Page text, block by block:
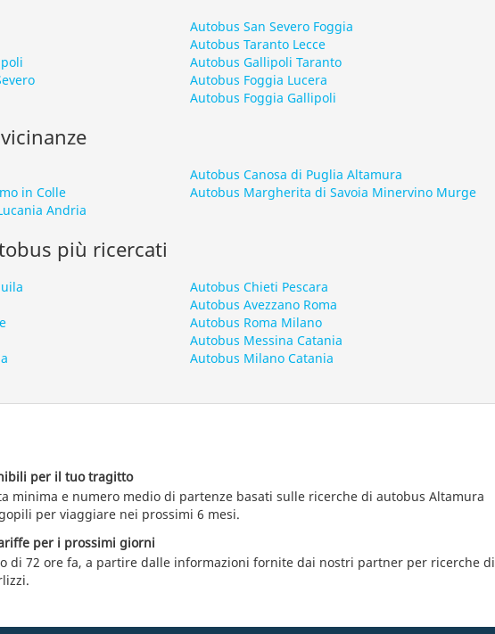
Autobus San Severo Foggia
Autobus Taranto Lecce
Autobus Gallipoli Taranto
Autobus Foggia Lucera
Autobus Foggia Gallipoli
in Colle
Andria
Autobus Canosa di Puglia Altamura
Autobus Margherita di Savoia Minervino Murge
più ricercati
Autobus Chieti Pescara
Autobus Avezzano Roma
Autobus Roma Milano
Autobus Messina Catania
Autobus Milano Catania
per il tuo tragitto
minima e numero medio di partenze basati sulle ricerche di autobus Altamura
per viaggiare nei prossimi 6 mesi.
per i prossimi giorni
di 72 ore fa, a partire dalle informazioni fornite dai nostri partner per ricerche di